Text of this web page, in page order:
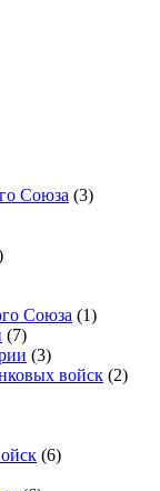
Союза (3)
Союза (1)
(7)
(3)
войск (2)
(6)